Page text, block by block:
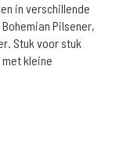
in verschillende
Pilsener,
Stuk voor stuk
kleine